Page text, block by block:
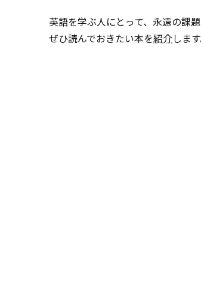
英語を学ぶ人にとって、永遠の課
ぜひ読んでおきたい本を紹介します